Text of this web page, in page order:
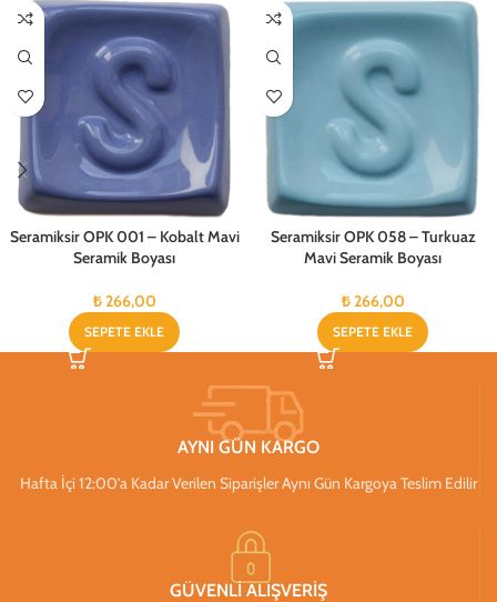
Seramiksir OPK 001 – Kobalt Mavi
Seramik Boyası
₺266,00
SEPETE EKLE
Seramiksir OPK 058 – Turkuaz
Mavi Seramik Boyası
₺266,00
SEPETE EKLE
AYNI GÜN KARGO
Hafta İçi 12:00’a Kadar Verilen Siparişler Aynı Gün Kargoya Teslim Edilir
GÜVENLİ ALIŞVERİŞ